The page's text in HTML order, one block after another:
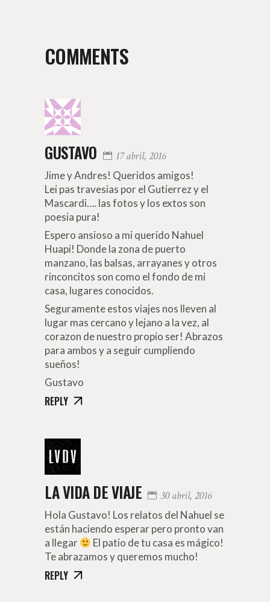
COMMENTS
GUSTAVO 17 abril, 2016
Jime y Andres! Queridos amigos!
Lei pas travesias por el Gutierrez y el
Mascardi…. las fotos y los extos son
poesia pura!
Espero ansioso a mi querido Nahuel
Huapi! Donde la zona de puerto
manzano, las balsas, arrayanes y otros
rinconcitos son como el fondo de mi
casa, lugares conocidos.
Seguramente estos viajes nos lleven al
lugar mas cercano y lejano a la vez, al
corazon de nuestro propio ser! Abrazos
para ambos y a seguir cumpliendo
sueños!
Gustavo
REPLY
LA VIDA DE VIAJE 30 abril, 2016
Hola Gustavo! Los relatos del Nahuel se
están haciendo esperar pero pronto van
a llegar
El patio de tu casa es mágico!
Te abrazamos y queremos mucho!
REPLY